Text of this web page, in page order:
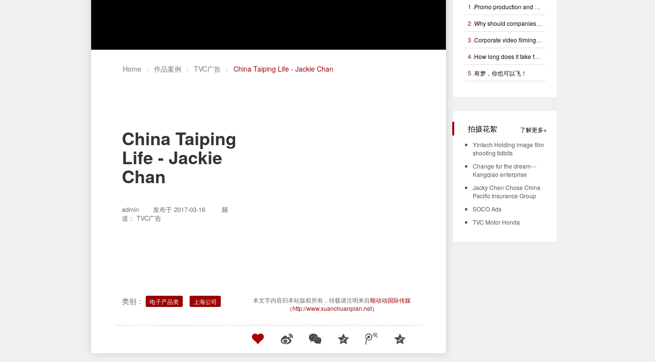
Home 作品案例 TVC广告 China Taiping Life - Jackie Chan
China Taiping
Life - Jackie
Chan
admin 发布于 2017-03-16
频
道： TVC广告
类别： 电子产品类 上海公司 本文字内容归本站版权所有，转载请注明来自顺动动国际传媒
（http://www.xuanchuanpian.net）
1 .Promo production and notes
2 .Why should companies make promotional videos?
3 .Corporate video filming how to make good use of light
4 .How long does it take for corporate video production?
5 .有梦，你也可以飞！
拍摄花絮
Yintech Holding image film
shooting tidbits
Change for the dream---
Kangqiao enterprise
Jacky Chen Chose China
Pacific Insurance Group
SOCO Ads
TVC Motor Honda
了解更多